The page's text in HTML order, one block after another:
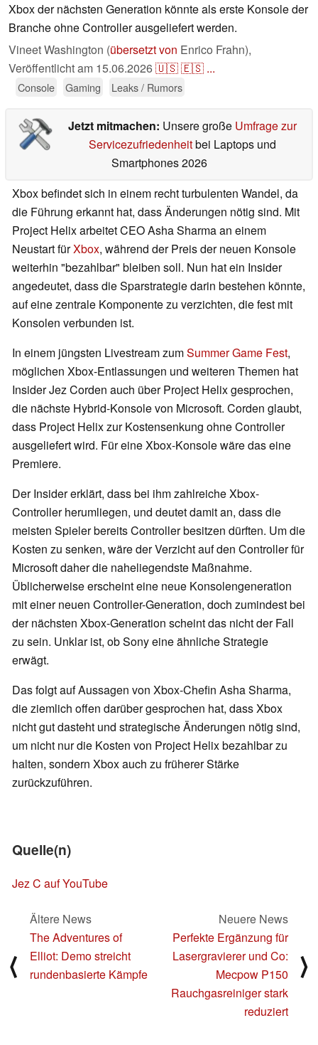
Xbox der nächsten Generation könnte als erste Konsole der
Branche ohne Controller ausgeliefert werden.
Vineet Washington (übersetzt von Enrico Frahn),
Veröffentlicht am 15.06.2026🇺🇸🇪🇸 ...
Console Gaming Leaks / Rumors
Jetzt mitmachen: Unsere große Umfrage zur
Servicezufriedenheitbei Laptops und
Smartphones 2026
Xbox befindet sich in einem recht turbulenten Wandel, da
die Führung erkannt hat, dass Änderungen nötig sind. Mit
Project Helix arbeitet CEO Asha Sharma an einem
Neustart fürXbox, während der Preis der neuen Konsole
weiterhin "bezahlbar" bleiben soll. Nun hat ein Insider
angedeutet, dass die Sparstrategie darin bestehen könnte,
auf eine zentrale Komponente zu verzichten, die fest mit
Konsolen verbunden ist.
In einem jüngsten Livestream zumSummer Game Fest,
möglichen Xbox-Entlassungen und weiteren Themen hat
Insider Jez Corden auch über Project Helix gesprochen,
die nächste Hybrid-Konsole von Microsoft. Corden glaubt,
dass Project Helix zur Kostensenkung ohne Controller
ausgeliefert wird. Für eine Xbox-Konsole wäre das eine
Premiere.
Der Insider erklärt, dass bei ihm zahlreiche Xbox-
Controller herumliegen, und deutet damit an, dass die
meisten Spieler bereits Controller besitzen dürften. Um die
Kosten zu senken, wäre der Verzicht auf den Controller für
Microsoft daher die naheliegendste Maßnahme.
Üblicherweise erscheint eine neue Konsolengeneration
mit einer neuen Controller-Generation, doch zumindest bei
der nächsten Xbox-Generation scheint das nicht der Fall
zu sein. Unklar ist, ob Sony eine ähnliche Strategie
erwägt.
Das folgt auf Aussagen von Xbox-Chefin Asha Sharma,
die ziemlich offen darüber gesprochen hat, dass Xbox
nicht gut dasteht und strategische Änderungen nötig sind,
um nicht nur die Kosten von Project Helix bezahlbar zu
halten, sondern Xbox auch zu früherer Stärke
zurückzuführen.
Quelle(n)
Jez C auf YouTube
⟨
Ältere News
The Adventures of
Elliot: Demo streicht
rundenbasierte Kämpfe
Neuere News
Perfekte Ergänzung für
Lasergravierer und Co:
Mecpow P150
Rauchgasreiniger stark
reduziert
⟩